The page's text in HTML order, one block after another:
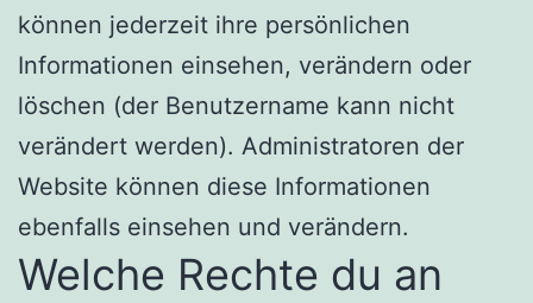
können jederzeit ihre persönlichen
Informationen einsehen, verändern oder
löschen (der Benutzername kann nicht
verändert werden). Administratoren der
Website können diese Informationen
ebenfalls einsehen und verändern.
Welche Rechte du an